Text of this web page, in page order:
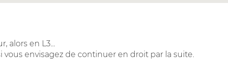
alors en L3...
vous envisagez de continuer en droit par la suite.